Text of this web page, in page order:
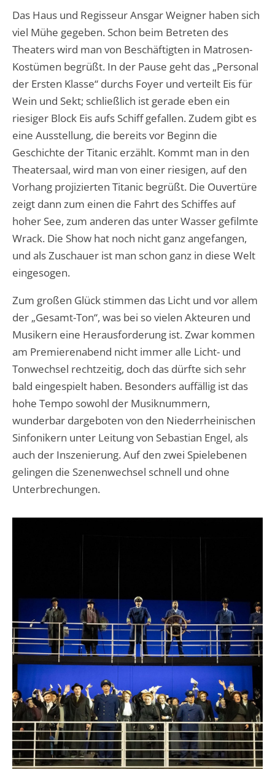
Das Haus und Regisseur Ansgar Weigner haben sich
viel Mühe gegeben. Schon beim Betreten des
Theaters wird man von Beschäftigten in Matrosen-
Kostümen begrüßt. In der Pause geht das „Personal
der Ersten Klasse“ durchs Foyer und verteilt Eis für
Wein und Sekt; schließlich ist gerade eben ein
riesiger Block Eis aufs Schiff gefallen. Zudem gibt es
eine Ausstellung, die bereits vor Beginn die
Geschichte der Titanic erzählt. Kommt man in den
Theatersaal, wird man von einer riesigen, auf den
Vorhang projizierten Titanic begrüßt. Die Ouvertüre
zeigt dann zum einen die Fahrt des Schiffes auf
hoher See, zum anderen das unter Wasser gefilmte
Wrack. Die Show hat noch nicht ganz angefangen,
und als Zuschauer ist man schon ganz in diese Welt
eingesogen.
Zum großen Glück stimmen das Licht und vor allem
der „Gesamt-Ton“, was bei so vielen Akteuren und
Musikern eine Herausforderung ist. Zwar kommen
am Premierenabend nicht immer alle Licht- und
Tonwechsel rechtzeitig, doch das dürfte sich sehr
bald eingespielt haben. Besonders auffällig ist das
hohe Tempo sowohl der Musiknummern,
wunderbar dargeboten von den Niederrheinischen
Sinfonikern unter Leitung von Sebastian Engel, als
auch der Inszenierung. Auf den zwei Spielebenen
gelingen die Szenenwechsel schnell und ohne
Unterbrechungen.